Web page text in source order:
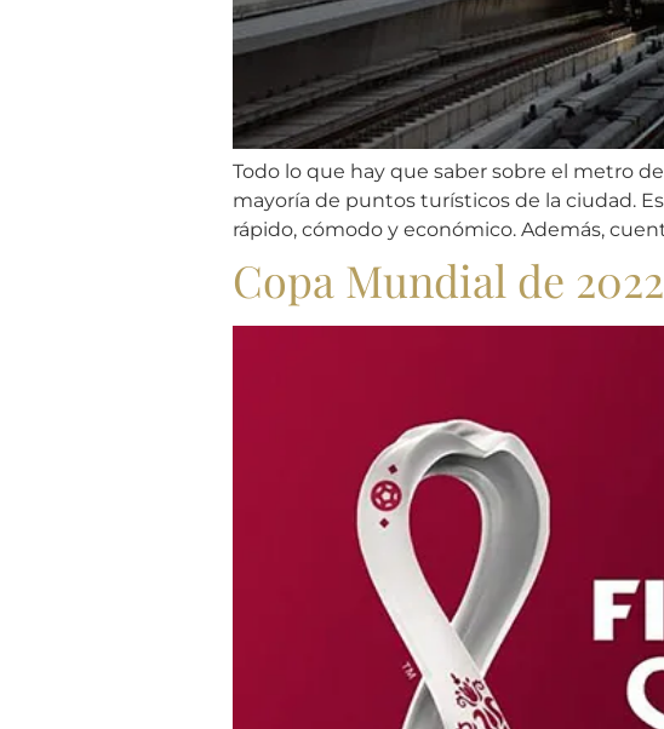
Todo lo que hay que saber sobre el metro
mayoría de puntos turísticos de la ciudad.
rápido, cómodo y económico. Además,
Copa Mundial de